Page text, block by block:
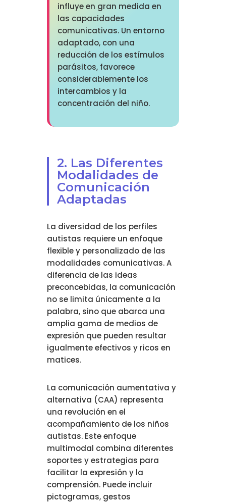
influye en gran medida en
las capacidades
comunicativas. Un entorno
adaptado, con una
reducción de los estímulos
parásitos, favorece
considerablemente los
intercambios y la
concentración del niño.
2. Las Diferentes
Modalidades de
Comunicación
Adaptadas
La diversidad de los perfiles
autistas requiere un enfoque
flexible y personalizado de las
modalidades comunicativas. A
diferencia de las ideas
preconcebidas, la comunicación
no se limita únicamente a la
palabra, sino que abarca una
amplia gama de medios de
expresión que pueden resultar
igualmente efectivos y ricos en
matices.
La comunicación aumentativa y
alternativa (CAA) representa
una revolución en el
acompañamiento de los niños
autistas. Este enfoque
multimodal combina diferentes
soportes y estrategias para
facilitar la expresión y la
comprensión. Puede incluir
pictogramas, gestos